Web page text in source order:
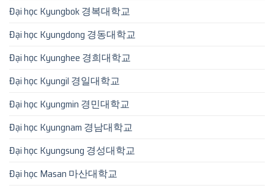
Đại học Kyungbok 경복대학교
Đại học Kyungdong 경동대학교
Đại học Kyunghee 경희대학교
Đại học Kyungil 경일대학교
Đại học Kyungmin 경민대학교
Đại học Kyungnam 경남대학교
Đại học Kyungsung 경성대학교
Đại học Masan 마산대학교